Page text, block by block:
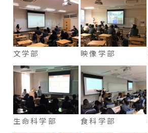
文学部 映像学部
生命科学部 食科学部